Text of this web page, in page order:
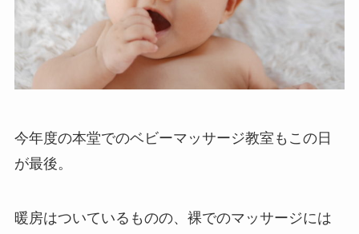
今年度の本堂でのベビーマッサージ教室もこの日
が最後。
暖房はついているものの、裸でのマッサージには